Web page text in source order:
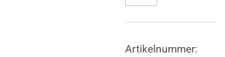
Artikelnummer: